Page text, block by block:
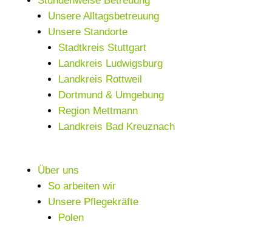
Unsere Alltagsbetreuung
Unsere Standorte
Stadtkreis Stuttgart
Landkreis Ludwigsburg
Landkreis Rottweil
Dortmund & Umgebung
Region Mettmann
Landkreis Bad Kreuznach
Über uns
So arbeiten wir
Unsere Pflegekräfte
Polen